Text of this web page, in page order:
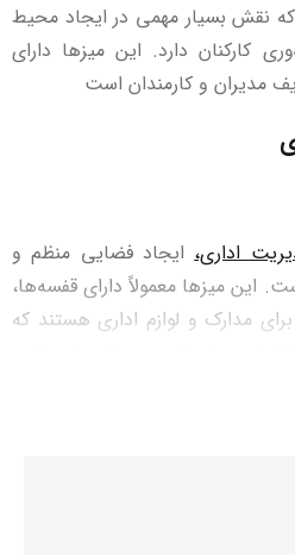
نقش بسیار مهمی در ایجاد محیط
کارکنان دارد. این میزها دارای
مدیران و کارمندان است
اداری،ایجاد فضایی منظم و
این میز‌ها معمولاً دارای قفسه‌ها،
مدارک و لوازم اداری هستند که
و اسناد مورد نیاز خود را به
ارتقاء در سازماندهی به کاهش